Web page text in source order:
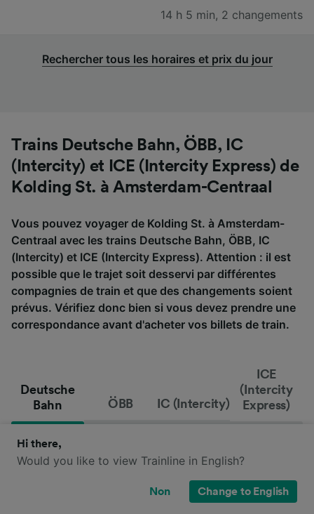
14 h 5 min, 2 changements
Rechercher tous les horaires et prix du jour
Trains Deutsche Bahn, ÖBB, IC
(Intercity) et ICE (Intercity Express) de
Kolding St. à Amsterdam-Centraal
Vous pouvez voyager de Kolding St. à Amsterdam-
Centraal avec les trains Deutsche Bahn, ÖBB, IC
(Intercity) et ICE (Intercity Express). Attention : il est
possible que le trajet soit desservi par différentes
compagnies de train et que des changements soient
prévus. Vérifiez donc bien si vous devez prendre une
correspondance avant d'acheter vos billets de train.
Deutsche
Bahn
ÖBB IC (Intercity)
ICE
(Intercity
Express)
Hi there,
Would you like to view Trainline in English?
Non Change to English